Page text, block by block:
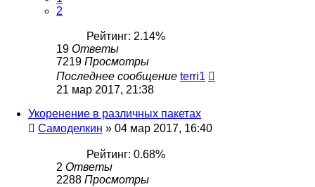
2
Рейтинг: 2.14%
19 Ответы
7219 Просмотры
Последнее сообщение terri1
21 мар 2017, 21:38
Укоренение в различных пакетах
Самоделкин » 04 мар 2017, 16:40
Рейтинг: 0.68%
2 Ответы
2288 Просмотры